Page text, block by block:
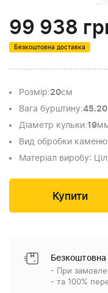
99 938
Безкоштовна доставка
Розмір:20см
Вага бурштину:45.20
Діаметр кульки:19
Вид обробки каменю
Матеріал виробу:
- При
- та 100%